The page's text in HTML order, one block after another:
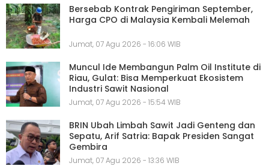
Bersebab Kontrak Pengiriman September,
Harga CPO di Malaysia Kembali Melemah
Jumat, 07 Agu 2026 - 16:06 WIB
Muncul Ide Membangun Palm Oil Institute di
Riau, Gulat: Bisa Memperkuat Ekosistem
Industri Sawit Nasional
Jumat, 07 Agu 2026 - 15:54 WIB
BRIN Ubah Limbah Sawit Jadi Genteng dan
Sepatu, Arif Satria: Bapak Presiden Sangat
Gembira
Jumat, 07 Agu 2026 - 13:36 WIB